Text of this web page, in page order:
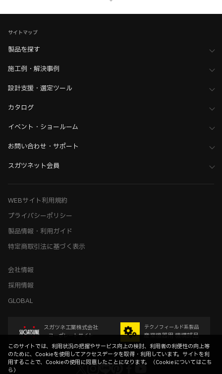
サイトマップ
製品を探す
施工例・解決事例
設計支援・選定ツール
カタログ
イベント・ショールーム
お問い合わせ・サポート
スガツネット会員
WEBサイト利用規約
プライバシーポリシー
製品情報・利用ガイド
特定商取引法に基づく表示
会社情報
採用情報
GLOBAL
スガツネ工業株式会社
コーポレートサイト
テクノフィールド系製品
産業機器用 機構部品
このサイトでは、利用状況の把握やサービス向上の検討、利用者の利便性の向上等
のために、Cookieを使用してアクセスデータを取得・利用しています。サイトを利
用することで、Cookieの使用に同意したことになります。（Cookieについてはこち
ら）